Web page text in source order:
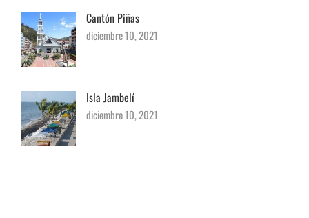
Cantón Piñas
diciembre 10, 2021
Isla Jambelí
diciembre 10, 2021